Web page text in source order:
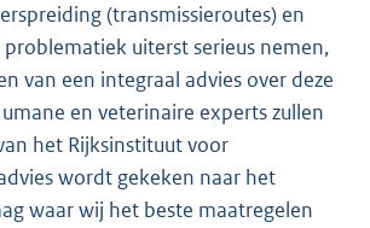
(transmissieroutes) en
uiterst serieus nemen,
van een integraal advies over deze
en veterinaire experts zullen
het Rijksinstituut voor
wordt gekeken naar het
waar wij het beste maatregelen